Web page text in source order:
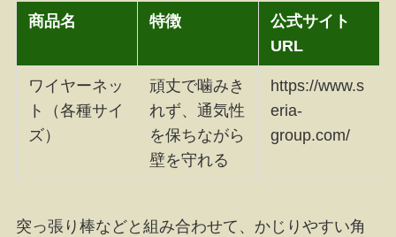
商品名 特徴
公式サイト
URL
ワイヤーネッ
ト（各種サイ
ズ）
頑丈で噛みき
れず、通気性
を保ちながら
壁を守れる
https://www.s
eria-
group.com/
突っ張り棒などと組み合わせて、かじりやすい角